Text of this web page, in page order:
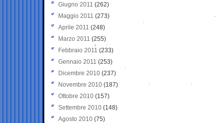
Giugno 2011 (262)
Maggio 2011 (273)
Aprile 2011 (248)
Marzo 2011 (255)
Febbraio 2011 (233)
Gennaio 2011 (253)
Dicembre 2010 (237)
Novembre 2010 (187)
Ottobre 2010 (157)
Settembre 2010 (148)
Agosto 2010 (75)